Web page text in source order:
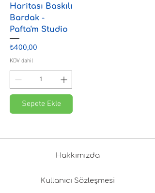
Haritası Baskılı
Bardak -
Pafta'm Studio
Fiyat
₺400,00
KDV dahil
Sepete Ekle
Hakkımızda
Kullanıcı Sözleşmesi